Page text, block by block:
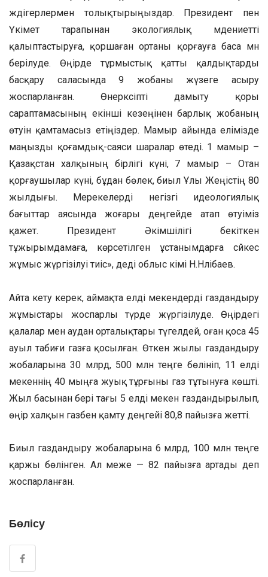
жәдігерлермен толықтырыңыздар. Президент пен
Үкімет тарапынан экологиялық мәдениетті
қалыптастыруға, қоршаған ортаны қорғауға баса мән
берілуде. Өңірде тұрмыстық қатты қалдықтарды
басқару саласында 9 жобаны жүзеге асыру
жоспарланған. Өнеркәсіпті дамыту қоры
сараптамасының екінші кезеңінен барлық жобаның
өтуін қамтамасыз етіңіздер. Мамыр айында елімізде
маңызды қоғамдық-саяси шаралар өтеді. 1 мамыр –
Қазақстан халқының бірлігі күні, 7 мамыр – Отан
қорғаушылар күні, бұдан бөлек, биыл Ұлы Жеңістің 80
жылдығы. Мерекелерді негізгі идеологиялық
бағыттар аясында жоғары деңгейде атап өтуіміз
қажет. Президент Әкімшілігі бекіткен
тұжырымдамаға, көрсетілген ұстанымдарға сәйкес
жұмыс жүргізілуі тиіс», деді облыс әкімі Н.Нәлібаев.
Айта кету керек, аймақта елді мекендерді газдандыру
жұмыстары жоспарлы түрде жүргізілуде. Өңірдегі
қалалар мен аудан орталықтары түгелдей, оған қоса 45
ауыл табиғи газға қосылған. Өткен жылы газдандыру
жобаларына 30 млрд, 500 млн теңге бөлініп, 11 елді
мекеннің 40 мыңға жуық тұрғыны газ тұтынуға көшті.
Жыл басынан бері тағы 5 елді мекен газдандырылып,
өңір халқын газбен қамту деңгейі 80,8 пайызға жетті.
Биыл газдандыру жобаларына 6 млрд, 100 млн теңге
қаржы бөлінген. Ал меже — 82 пайызға артады деп
жоспарланған.
Бөлісу